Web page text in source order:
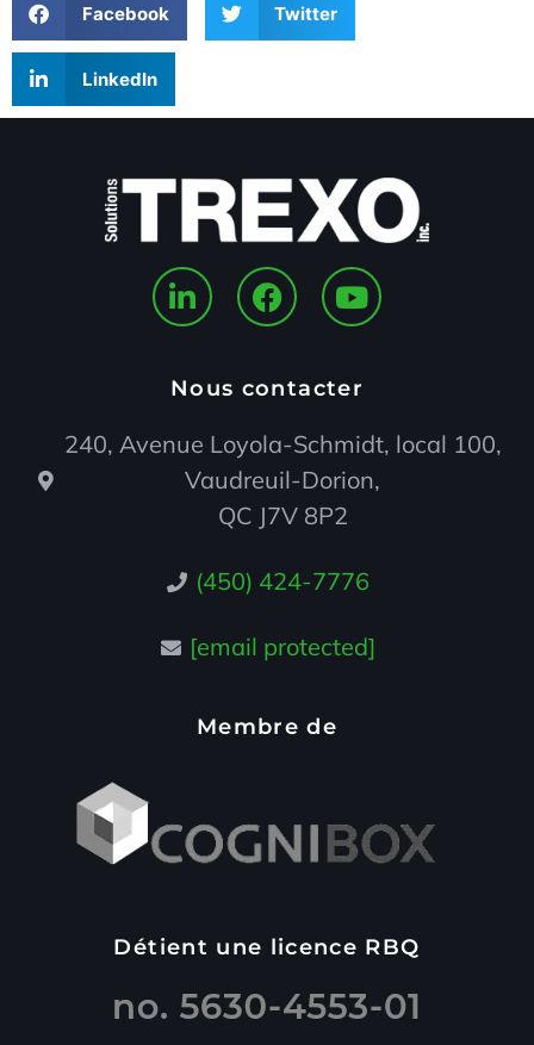
Facebook Twitter
LinkedIn
Nous contacter
240, Avenue Loyola-Schmidt, local 100,
Vaudreuil-Dorion,
QC J7V 8P2
(450) 424-7776
[email protected]
Membre de
Détient une licence RBQ